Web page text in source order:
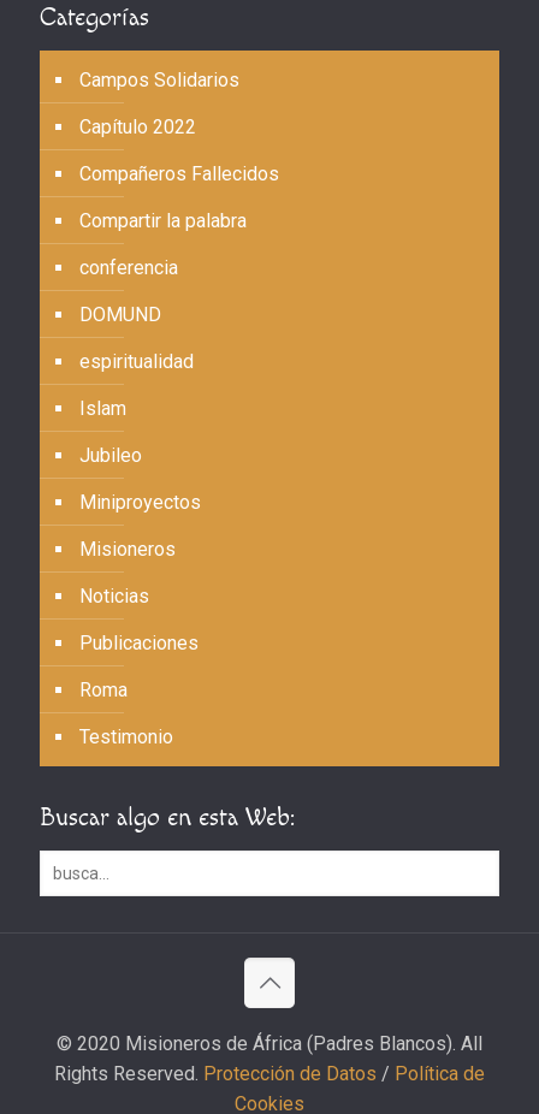
Categorías
Campos Solidarios
Capítulo 2022
Compañeros Fallecidos
Compartir la palabra
conferencia
DOMUND
espiritualidad
Islam
Jubileo
Miniproyectos
Misioneros
Noticias
Publicaciones
Roma
Testimonio
Buscar algo en esta Web:
© 2020 Misioneros de África (Padres Blancos). All
Rights Reserved. Protección de Datos / Política de
Cookies